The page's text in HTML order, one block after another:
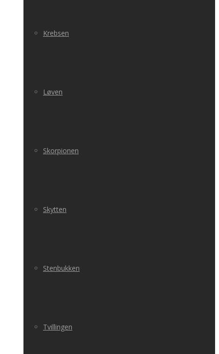
Krebsen
Løven
Skorpionen
Skytten
Stenbukken
Tvillingen